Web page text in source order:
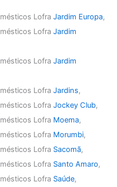
LofraJardim Europa,
LofraJardim
LofraJardim
LofraJardins,
LofraJockey Club,
Lofra Moema,
Lofra Morumbi,
Lofra Sacomã,
Lofra Santo Amaro,
Lofra Saúde,